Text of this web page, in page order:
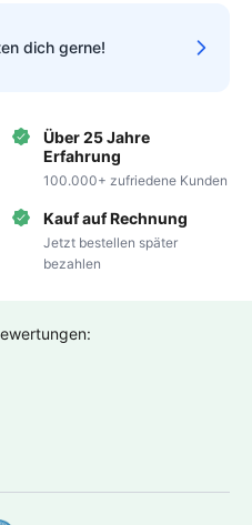
dich gerne!
Über 25 Jahre
Erfahrung
100.000+ zufriedene Kunden
Kauf auf Rechnung
Jetzt bestellen später
bezahlen